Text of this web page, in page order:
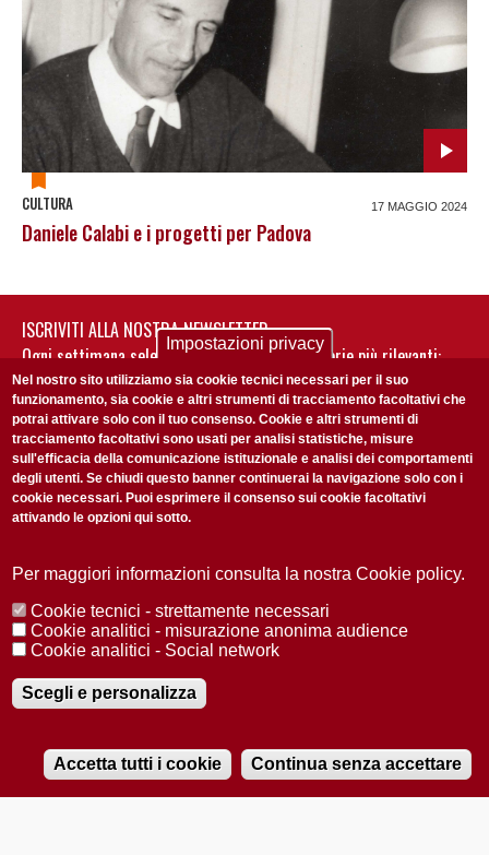
Audio
CULTURA 17 MAGGIO 2024
Daniele Calabi e i progetti per Padova
ISCRIVITI ALLA NOSTRA NEWSLETTER
Ogni settimana selezioniamo per te nostre storie più rilevanti:
non perderti gli aggiornamenti della nostra newsletter
Accetto laPrivacy Policy
Redazione Copyright Privacy
Area stampa
© 2025 Università di Padova
Registrazione presso il Tribunale di Padova n. 2097/2012 del 18 giugno
2012
Impostazioni privacy
Nel nostro sito utilizziamo sia cookie tecnici necessari per il suo
funzionamento, sia cookie e altri strumenti di tracciamento facoltativi che
potrai attivare solo con il tuo consenso. Cookie e altri strumenti di
tracciamento facoltativi sono usati per analisi statistiche, misure
sull'efficacia della comunicazione istituzionale e analisi dei comportamenti
degli utenti. Se chiudi questo banner continuerai la navigazione solo con i
cookie necessari. Puoi esprimere il consenso sui cookie facoltativi
attivando le opzioni qui sotto.
Per maggiori informazioni consulta la nostra Cookie policy.
Cookie tecnici - strettamente necessari
Cookie analitici - misurazione anonima audience
Cookie analitici - Social network
Scegli e personalizza
Accetta tutti i cookie Continua senza accettare